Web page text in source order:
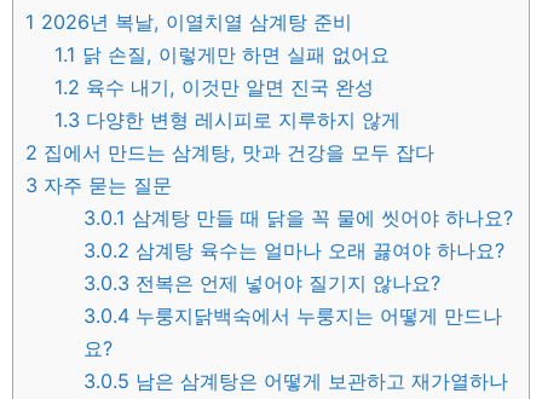
1 2026년 복날, 이열치열 삼계탕 준비
1.1 닭 손질, 이렇게만 하면 실패 없어요
1.2 육수 내기, 이것만 알면 진국 완성
1.3 다양한 변형 레시피로 지루하지 않게
2 집에서 만드는 삼계탕, 맛과 건강을 모두 잡다
3 자주 묻는 질문
3.0.1 삼계탕 만들 때 닭을 꼭 물에 씻어야 하나요?
3.0.2 삼계탕 육수는 얼마나 오래 끓여야 하나요?
3.0.3 전복은 언제 넣어야 질기지 않나요?
3.0.4 누룽지닭백숙에서 누룽지는 어떻게 만드나
요?
3.0.5 남은 삼계탕은 어떻게 보관하고 재가열하나